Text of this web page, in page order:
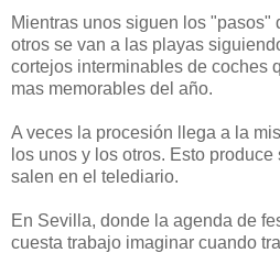
Mientras unos siguen los "pasos"
otros se van a las playas
cortejos interminables de coches
mas memorables del año.
A veces la procesión llega a la
los unos y los otros. Esto
salen en el telediario.
En Sevilla, donde la agenda de
cuesta trabajo imaginar cuando